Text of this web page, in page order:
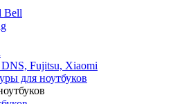
Bell
Fujitsu, Xiaomi
для ноутбуков